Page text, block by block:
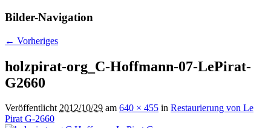
Bilder-Navigation
← Vorheriges
holzpirat-org_C-Hoffmann-07-LePirat-
G2660
Veröffentlicht2012/10/29 am 640 × 455 in Restaurierung von Le
Pirat G-2660